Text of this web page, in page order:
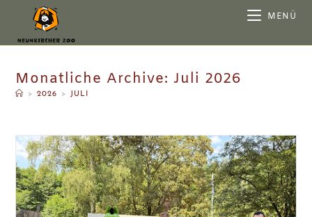
MENÜ
Monatliche Archive: Juli 2026
> 2026 > JULI